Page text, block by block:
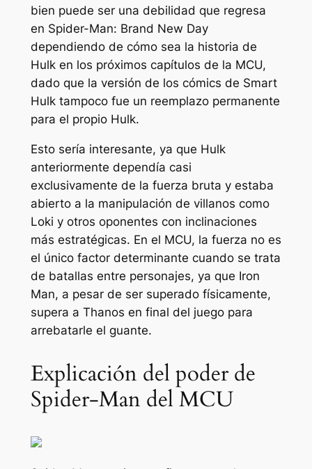
bien puede ser una debilidad que regresa
en Spider-Man: Brand New Day
dependiendo de cómo sea la historia de
Hulk en los próximos capítulos de la MCU,
dado que la versión de los cómics de Smart
Hulk tampoco fue un reemplazo permanente
para el propio Hulk.
Esto sería interesante, ya que Hulk
anteriormente dependía casi
exclusivamente de la fuerza bruta y estaba
abierto a la manipulación de villanos como
Loki y otros oponentes con inclinaciones
más estratégicas. En el MCU, la fuerza no es
el único factor determinante cuando se trata
de batallas entre personajes, ya que Iron
Man, a pesar de ser superado físicamente,
supera a Thanos en final del juegopara
arrebatarle el guante.
Explicación del poder de
Spider-Man del MCU